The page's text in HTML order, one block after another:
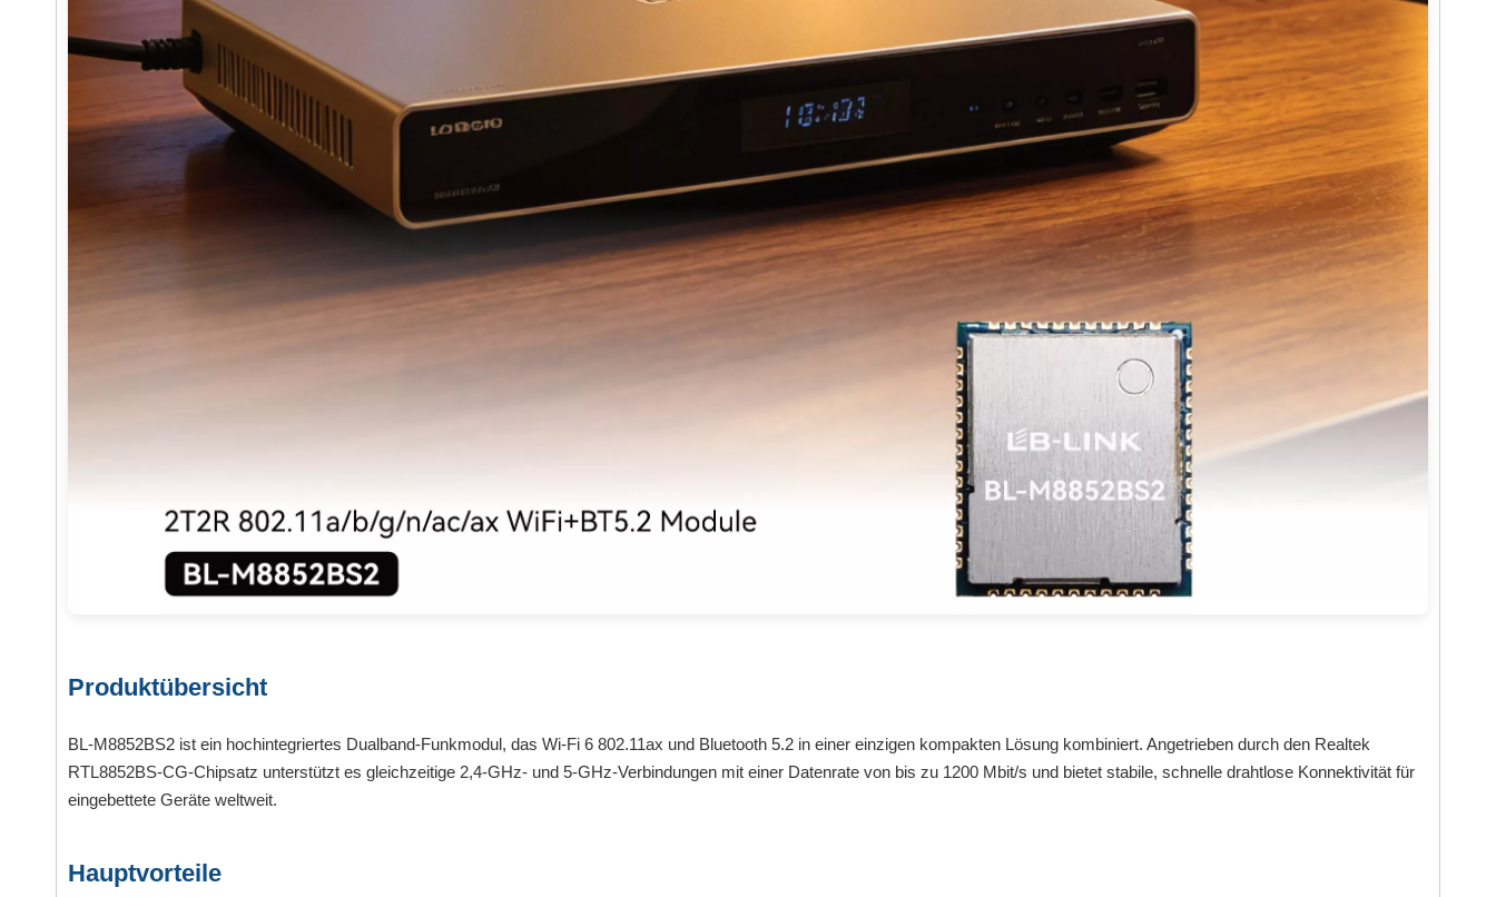
Produktübersicht
BL-M8852BS2 ist ein hochintegriertes Dualband-Funkmodul, das Wi-Fi 6 802.11ax und Bluetooth 5.2 in einer einzigen kompakten Lösung kombiniert. Angetrieben durch den Realtek
RTL8852BS-CG-Chipsatz unterstützt es gleichzeitige 2,4-GHz- und 5-GHz-Verbindungen mit einer Datenrate von bis zu 1200 Mbit/s und bietet stabile, schnelle drahtlose Konnektivität für
eingebettete Geräte weltweit.
Hauptvorteile